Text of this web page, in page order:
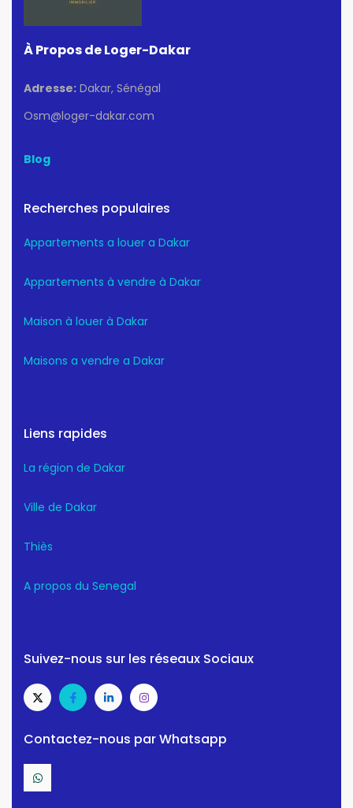
À Propos de Loger-Dakar
Adresse: Dakar, Sénégal
Osm@loger-dakar.com
Blog
Recherches populaires
Appartements a louer a Dakar
Appartements à vendre à Dakar
Maison à louer à Dakar
Maisons a vendre a Dakar
Liens rapides
La région de Dakar
Ville de Dakar
Thiès
A propos du Senegal
Suivez-nous sur les réseaux Sociaux
Contactez-nous par Whatsapp